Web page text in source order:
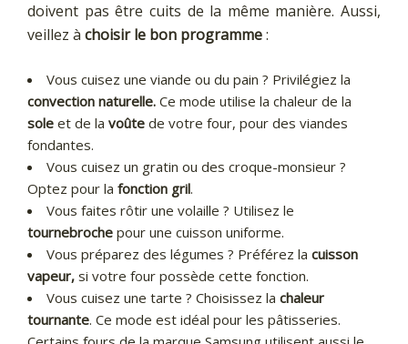
doivent pas être cuits de la même manière. Aussi,
veillez à choisir le bon programme:
Vous cuisez une viande ou du pain ? Privilégiez la
convection naturelle. Ce mode utilise la chaleur de la
sole et de la voûte de votre four, pour des viandes
fondantes.
Vous cuisez un gratin ou des croque-monsieur ?
Optez pour la fonction gril.
Vous faites rôtir une volaille ? Utilisez le
tournebroche pour une cuisson uniforme.
Vous préparez des légumes ? Préférez la cuisson
vapeur, si votre four possède cette fonction.
Vous cuisez une tarte ? Choisissez la chaleur
tournante. Ce mode est idéal pour les pâtisseries.